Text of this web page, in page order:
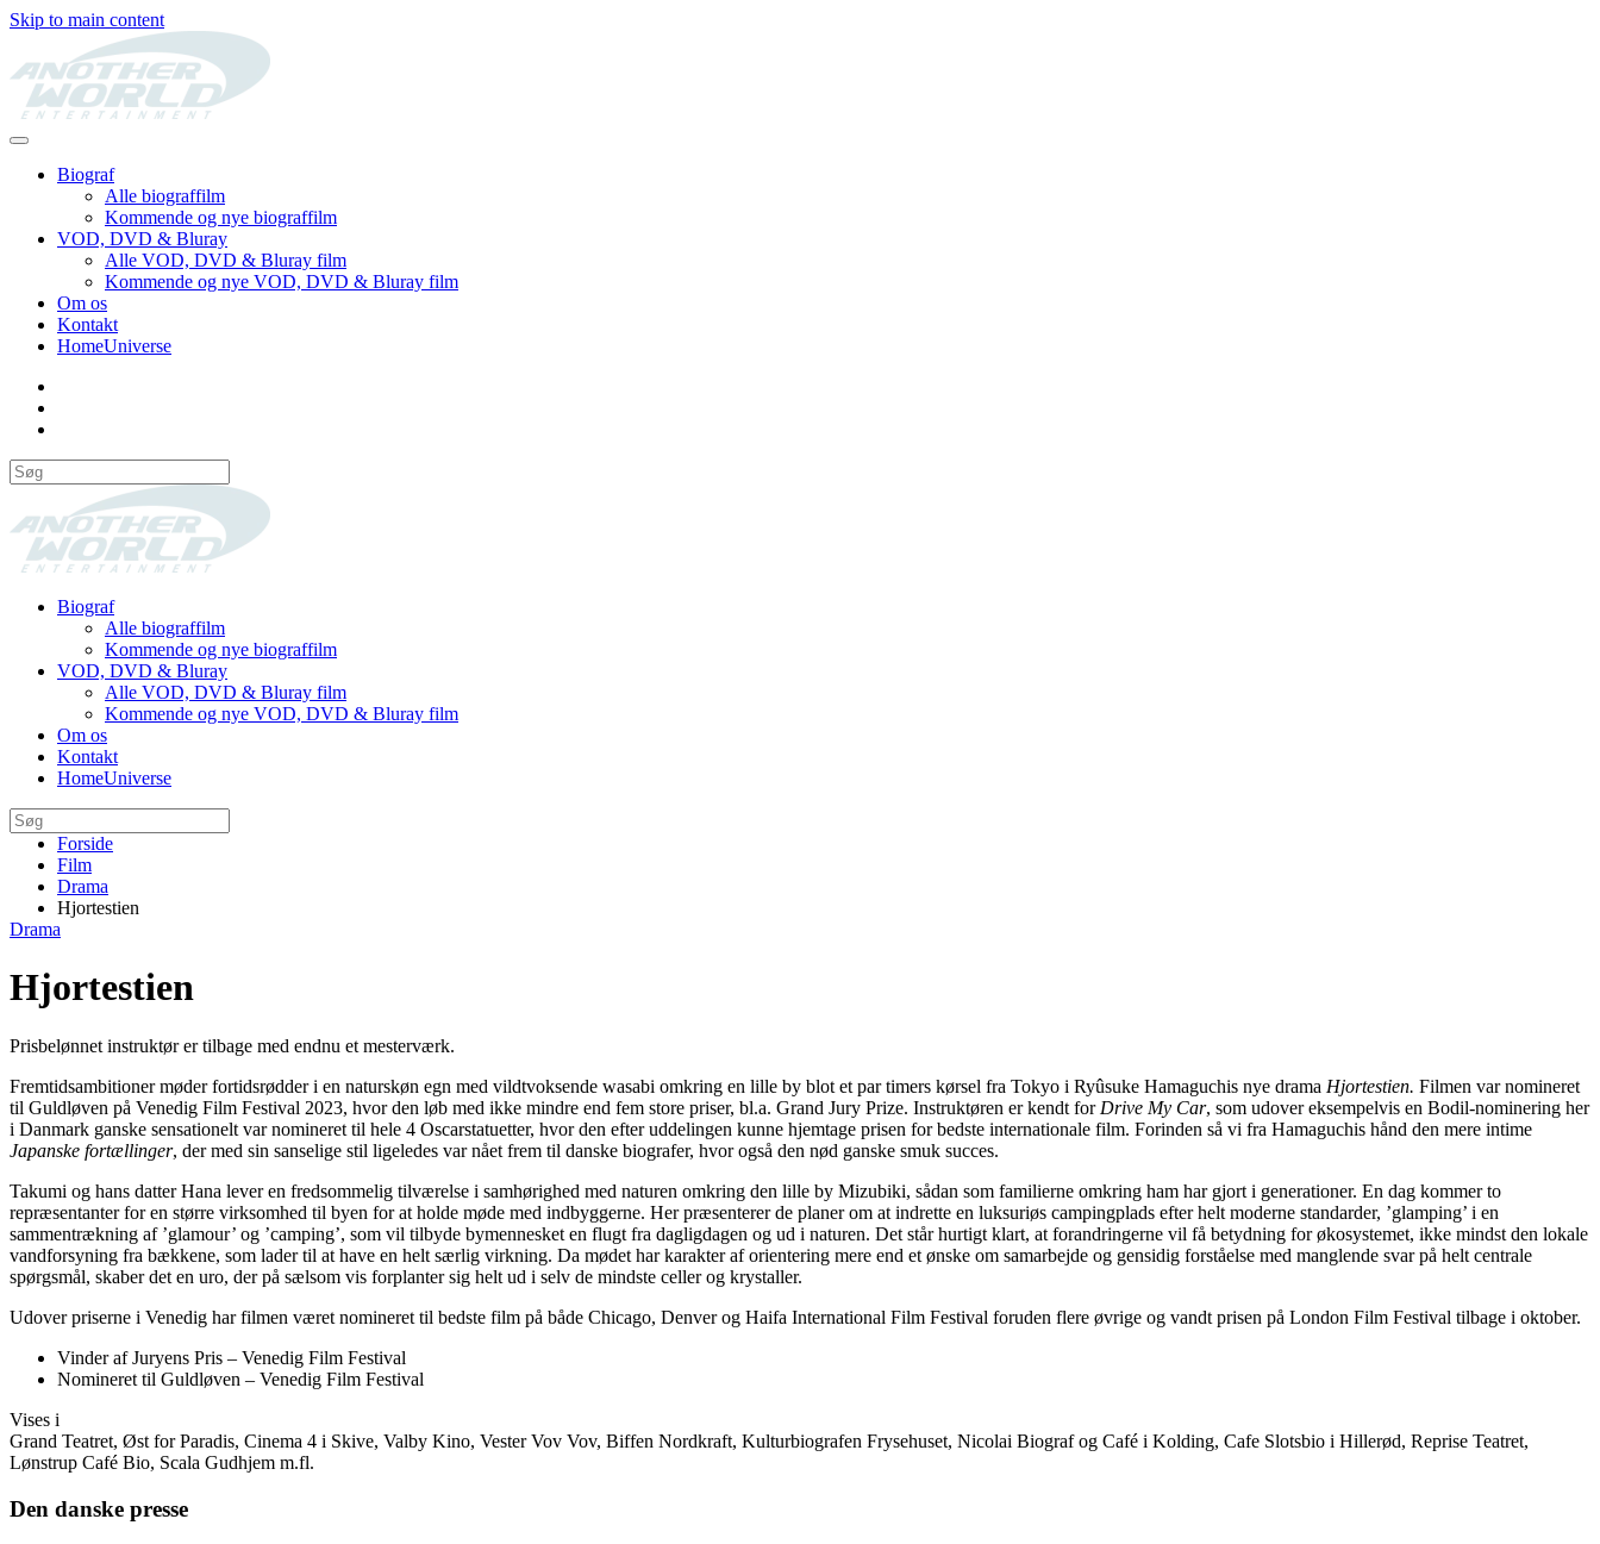
Skip to main content
Biograf
Alle biograffilm
Kommende og nye biograffilm
VOD, DVD & Bluray
Alle VOD, DVD & Bluray film
Kommende og nye VOD, DVD & Bluray film
Om os
Kontakt
HomeUniverse
Biograf
Alle biograffilm
Kommende og nye biograffilm
VOD, DVD & Bluray
Alle VOD, DVD & Bluray film
Kommende og nye VOD, DVD & Bluray film
Om os
Kontakt
HomeUniverse
Forside
Film
Drama
Hjortestien
Drama
Hjortestien
Prisbelønnet instruktør er tilbage med endnu et mesterværk.
Fremtidsambitioner møder fortidsrødder i en naturskøn egn med vildtvoksende wasabi omkring en lille by blot et par timers kørsel fra Tokyo i Ryûsuke Hamaguchis nye drama Hjortestien. Filmen var nomineret
til Guldløven på Venedig Film Festival 2023, hvor den løb med ikke mindre end fem store priser, bl.a. Grand Jury Prize. Instruktøren er kendt for Drive My Car, som udover eksempelvis en Bodil-nominering her
i Danmark ganske sensationelt var nomineret til hele 4 Oscarstatuetter, hvor den efter uddelingen kunne hjemtage prisen for bedste internationale film. Forinden så vi fra Hamaguchis hånd den mere intime
Japanske fortællinger, der med sin sanselige stil ligeledes var nået frem til danske biografer, hvor også den nød ganske smuk succes.
Takumi og hans datter Hana lever en fredsommelig tilværelse i samhørighed med naturen omkring den lille by Mizubiki, sådan som familierne omkring ham har gjort i generationer. En dag kommer to
repræsentanter for en større virksomhed til byen for at holde møde med indbyggerne. Her præsenterer de planer om at indrette en luksuriøs campingplads efter helt moderne standarder, ’glamping’ i en
sammentrækning af ’glamour’ og ’camping’, som vil tilbyde bymennesket en flugt fra dagligdagen og ud i naturen. Det står hurtigt klart, at forandringerne vil få betydning for økosystemet, ikke mindst den lokale
vandforsyning fra bækkene, som lader til at have en helt særlig virkning. Da mødet har karakter af orientering mere end et ønske om samarbejde og gensidig forståelse med manglende svar på helt centrale
spørgsmål, skaber det en uro, der på sælsom vis forplanter sig helt ud i selv de mindste celler og krystaller.
Udover priserne i Venedig har filmen været nomineret til bedste film på både Chicago, Denver og Haifa International Film Festival foruden flere øvrige og vandt prisen på London Film Festival tilbage i oktober.
Vinder af Juryens Pris – Venedig Film Festival
Nomineret til Guldløven – Venedig Film Festival
Vises i
Grand Teatret, Øst for Paradis, Cinema 4 i Skive, Valby Kino, Vester Vov Vov, Biffen Nordkraft, Kulturbiografen Frysehuset, Nicolai Biograf og Café i Kolding, Cafe Slotsbio i Hillerød, Reprise Teatret,
Lønstrup Café Bio, Scala Gudhjem m.fl.
Den danske presse